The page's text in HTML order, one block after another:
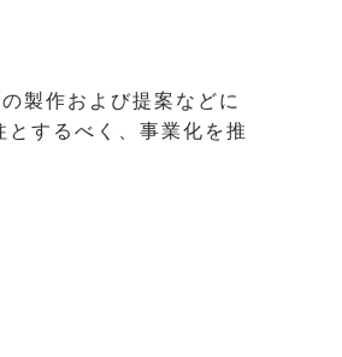
製作および提案などに
するべく、事業化を推